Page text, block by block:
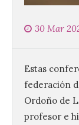
30 Mar
Estas
federación
Ordoño de
profesor e